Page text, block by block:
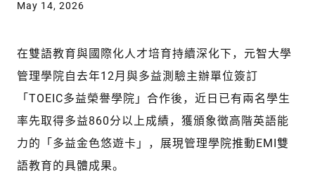
May 14, 2026
在雙語教育與國際化人才培育持續深化下，元智大學
管理學院自去年12月與多益測驗主辦單位簽訂
「TOEIC多益榮譽學院」合作後，近日已有兩名學生
率先取得多益860分以上成績，獲頒象徵高階英語能
力的「多益金色悠遊卡」，展現管理學院推動EMI雙
語教育的具體成果。